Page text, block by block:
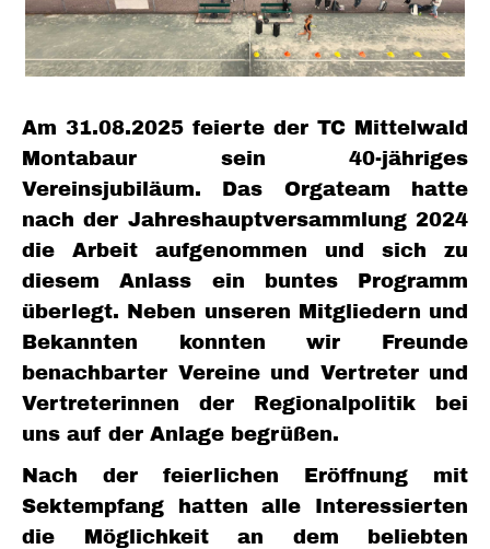
Am 31.08.2025 feierte der TC Mittelwald
Montabaur sein 40-jähriges
Vereinsjubiläum. Das Orgateam hatte
nach der Jahreshauptversammlung 2024
die Arbeit aufgenommen und sich zu
diesem Anlass ein buntes Programm
überlegt. Neben unseren Mitgliedern und
Bekannten konnten wir Freunde
benachbarter Vereine und Vertreter und
Vertreterinnen der Regionalpolitik bei
uns auf der Anlage begrüßen.
Nach der feierlichen Eröffnung mit
Sektempfang hatten alle Interessierten
die Möglichkeit an dem beliebten